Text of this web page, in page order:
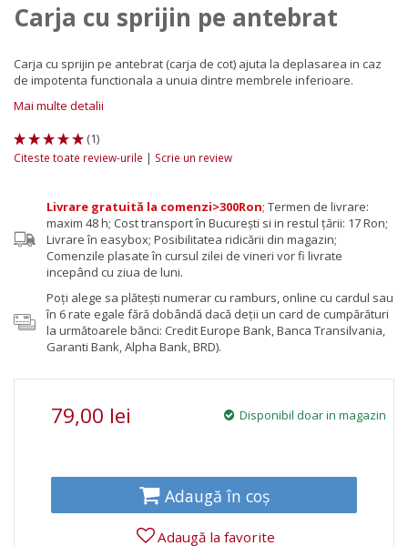
Carja cu sprijin pe antebrat
Carja cu sprijin pe antebrat (carja de cot) ajuta la deplasarea in caz
de impotenta functionala a unuia dintre membrele inferioare.
Mai multe detalii
(1)
Citeste toate review-urile | Scrie un review
Livrare gratuită la comenzi>300Ron; Termen de livrare:
maxim 48 h; Cost transport în București si in restul țării: 17 Ron;
Livrare în easybox; Posibilitatea ridicării din magazin;
Comenzile plasate în cursul zilei de vineri vor fi livrate
incepând cu ziua de luni.
Poţi alege sa plăteşti numerar cu ramburs, online cu cardul sau
în 6 rate egale fără dobândă dacă deții un card de cumpărături
la următoarele bănci: Credit Europe Bank, Banca Transilvania,
Garanti Bank, Alpha Bank, BRD).
79,00 lei Disponibil doar in magazin
Adaugă în coș
Adaugă la favorite